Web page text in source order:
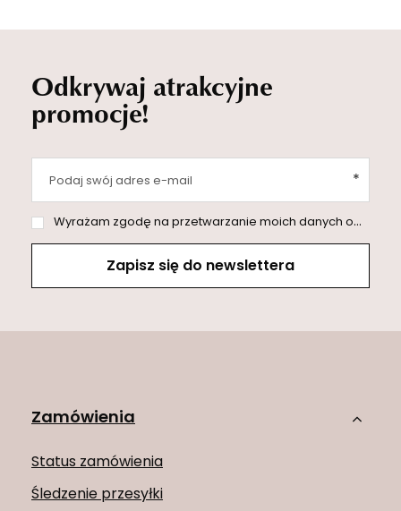
Odkrywaj atrakcyjne
promocje!
Podaj swój adres e-mail
Wyrażam zgodę na przetwarzanie moich danych osobowych (adres e-mail) na potrzeby wysyłki newslettera z informacją handlową (marketing). Więcej w
Zapisz się do newslettera
Zamówienia
Status zamówienia
Śledzenie przesyłki